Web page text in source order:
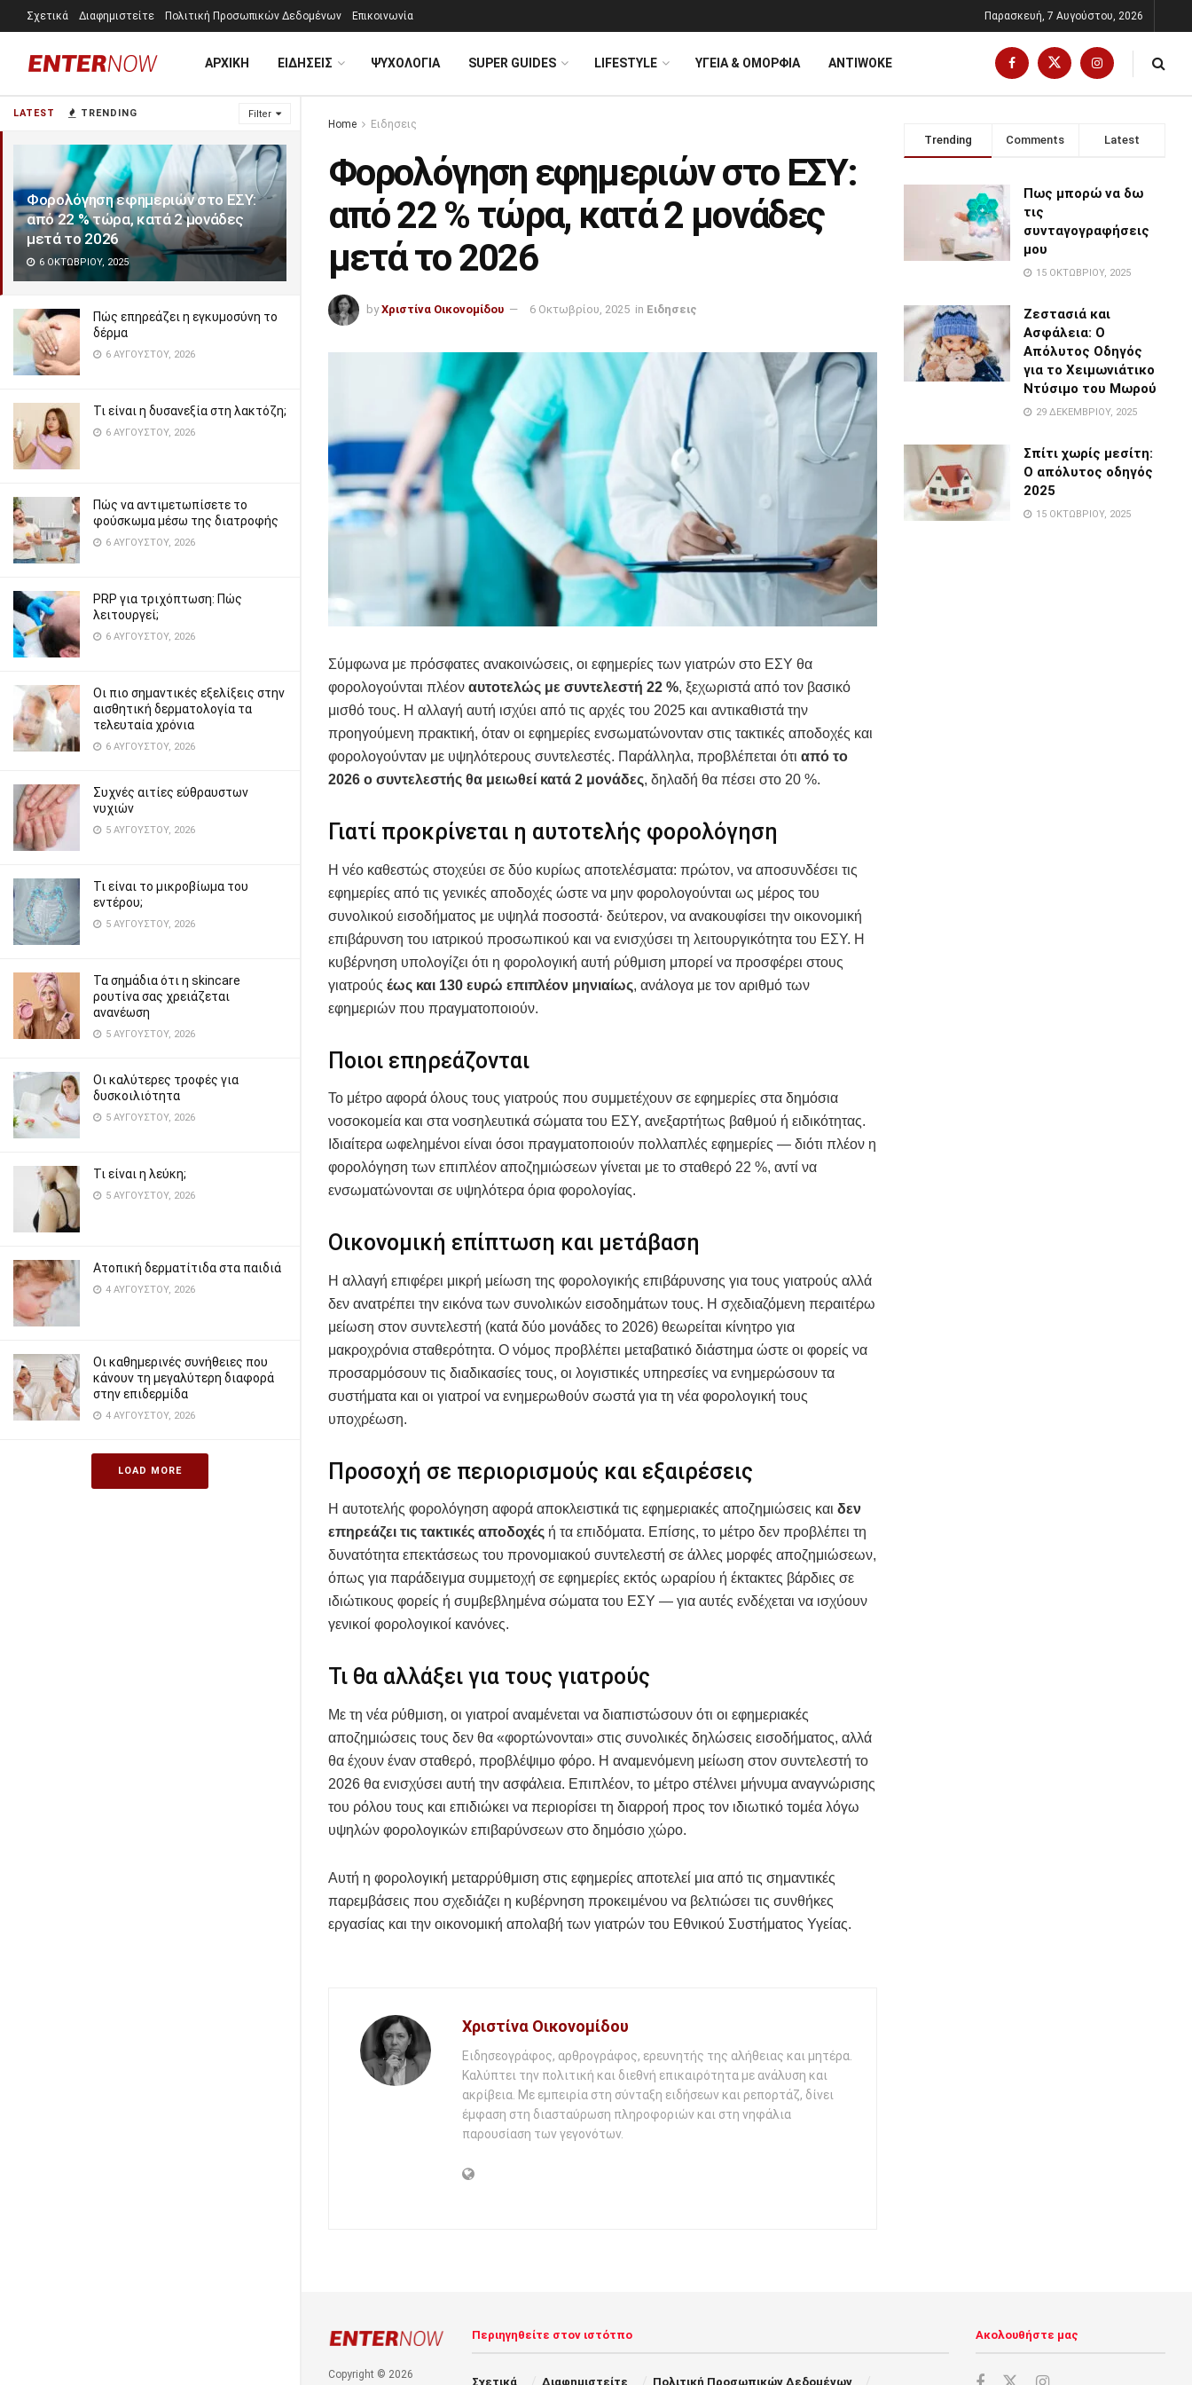
LATEST TRENDING Filter
Φορολόγηση εφημεριών στο ΕΣΥ:
από 22 % τώρα, κατά 2 μονάδες
μετά το 2026
6 ΟΚΤΩΒΡΊΟΥ, 2025
Πώς επηρεάζει η εγκυμοσύνη το
δέρμα
6 ΑΥΓΟΎΣΤΟΥ, 2026
Τι είναι η δυσανεξία στη λακτόζη;
6 ΑΥΓΟΎΣΤΟΥ, 2026
Πώς να αντιμετωπίσετε το
φούσκωμα μέσω της διατροφής
6 ΑΥΓΟΎΣΤΟΥ, 2026
PRP για τριχόπτωση: Πώς
λειτουργεί;
6 ΑΥΓΟΎΣΤΟΥ, 2026
Οι πιο σημαντικές εξελίξεις στην
αισθητική δερματολογία τα
τελευταία χρόνια
6 ΑΥΓΟΎΣΤΟΥ, 2026
Συχνές αιτίες εύθραυστων
νυχιών
5 ΑΥΓΟΎΣΤΟΥ, 2026
Τι είναι το μικροβίωμα του
εντέρου;
5 ΑΥΓΟΎΣΤΟΥ, 2026
Τα σημάδια ότι η skincare
ρουτίνα σας χρειάζεται
ανανέωση
5 ΑΥΓΟΎΣΤΟΥ, 2026
Οι καλύτερες τροφές για
δυσκοιλιότητα
5 ΑΥΓΟΎΣΤΟΥ, 2026
Τι είναι η λεύκη;
5 ΑΥΓΟΎΣΤΟΥ, 2026
Ατοπική δερματίτιδα στα παιδιά
4 ΑΥΓΟΎΣΤΟΥ, 2026
Οι καθημερινές συνήθειες που
κάνουν τη μεγαλύτερη διαφορά
στην επιδερμίδα
4 ΑΥΓΟΎΣΤΟΥ, 2026
LOAD MORE
Σχετικά Διαφημιστείτε Πολιτική Προσωπικών Δεδομένων Επικοινωνία Παρασκευή, 7 Αυγούστου, 2026
ΑΡΧΙΚΗ ΕΙΔΗΣΕΙΣ ΨΥΧΟΛΟΓΊΑ SUPER GUIDES LIFESTYLE ΥΓΕΙΑ & ΟΜΟΡΦΙΑ ANTIWOKE
Home Ειδησεις
Φορολόγηση εφημεριών στο ΕΣΥ:
από 22 % τώρα, κατά 2 μονάδες
μετά το 2026
by Χριστίνα Οικονομίδου 6 Οκτωβρίου, 2025 in Ειδησεις
Σύμφωνα με πρόσφατες ανακοινώσεις, οι εφημερίες των γιατρών στο ΕΣΥ θα
φορολογούνται πλέον αυτοτελώς με συντελεστή 22 %, ξεχωριστά από τον βασικό
μισθό τους. Η αλλαγή αυτή ισχύει από τις αρχές του 2025 και αντικαθιστά την
προηγούμενη πρακτική, όταν οι εφημερίες ενσωματώνονταν στις τακτικές αποδοχές και
φορολογούνταν με υψηλότερους συντελεστές. Παράλληλα, προβλέπεται ότι από το
2026 ο συντελεστής θα μειωθεί κατά 2 μονάδες, δηλαδή θα πέσει στο 20 %.
Γιατί προκρίνεται η αυτοτελής φορολόγηση
Η νέο καθεστώς στοχεύει σε δύο κυρίως αποτελέσματα: πρώτον, να αποσυνδέσει τις
εφημερίες από τις γενικές αποδοχές ώστε να μην φορολογούνται ως μέρος του
συνολικού εισοδήματος με υψηλά ποσοστά· δεύτερον, να ανακουφίσει την οικονομική
επιβάρυνση του ιατρικού προσωπικού και να ενισχύσει τη λειτουργικότητα του ΕΣΥ. Η
κυβέρνηση υπολογίζει ότι η φορολογική αυτή ρύθμιση μπορεί να προσφέρει στους
γιατρούς έως και 130 ευρώ επιπλέον μηνιαίως, ανάλογα με τον αριθμό των
εφημεριών που πραγματοποιούν.
Ποιοι επηρεάζονται
Το μέτρο αφορά όλους τους γιατρούς που συμμετέχουν σε εφημερίες στα δημόσια
νοσοκομεία και στα νοσηλευτικά σώματα του ΕΣΥ, ανεξαρτήτως βαθμού ή ειδικότητας.
Ιδιαίτερα ωφελημένοι είναι όσοι πραγματοποιούν πολλαπλές εφημερίες — διότι πλέον η
φορολόγηση των επιπλέον αποζημιώσεων γίνεται με το σταθερό 22 %, αντί να
ενσωματώνονται σε υψηλότερα όρια φορολογίας.
Οικονομική επίπτωση και μετάβαση
Η αλλαγή επιφέρει μικρή μείωση της φορολογικής επιβάρυνσης για τους γιατρούς αλλά
δεν ανατρέπει την εικόνα των συνολικών εισοδημάτων τους. Η σχεδιαζόμενη περαιτέρω
μείωση στον συντελεστή (κατά δύο μονάδες το 2026) θεωρείται κίνητρο για
μακροχρόνια σταθερότητα. Ο νόμος προβλέπει μεταβατικό διάστημα ώστε οι φορείς να
προσαρμόσουν τις διαδικασίες τους, οι λογιστικές υπηρεσίες να ενημερώσουν τα
συστήματα και οι γιατροί να ενημερωθούν σωστά για τη νέα φορολογική τους
υποχρέωση.
Προσοχή σε περιορισμούς και εξαιρέσεις
Η αυτοτελής φορολόγηση αφορά αποκλειστικά τις εφημεριακές αποζημιώσεις και δεν
επηρεάζει τις τακτικές αποδοχές ή τα επιδόματα. Επίσης, το μέτρο δεν προβλέπει τη
δυνατότητα επεκτάσεως του προνομιακού συντελεστή σε άλλες μορφές αποζημιώσεων,
όπως για παράδειγμα συμμετοχή σε εφημερίες εκτός ωραρίου ή έκτακτες βάρδιες σε
ιδιώτικους φορείς ή συμβεβλημένα σώματα του ΕΣΥ — για αυτές ενδέχεται να ισχύουν
γενικοί φορολογικοί κανόνες.
Τι θα αλλάξει για τους γιατρούς
Με τη νέα ρύθμιση, οι γιατροί αναμένεται να διαπιστώσουν ότι οι εφημεριακές
αποζημιώσεις τους δεν θα «φορτώνονται» στις συνολικές δηλώσεις εισοδήματος, αλλά
θα έχουν έναν σταθερό, προβλέψιμο φόρο. Η αναμενόμενη μείωση στον συντελεστή το
2026 θα ενισχύσει αυτή την ασφάλεια. Επιπλέον, το μέτρο στέλνει μήνυμα αναγνώρισης
του ρόλου τους και επιδιώκει να περιορίσει τη διαρροή προς τον ιδιωτικό τομέα λόγω
υψηλών φορολογικών επιβαρύνσεων στο δημόσιο χώρο.
Αυτή η φορολογική μεταρρύθμιση στις εφημερίες αποτελεί μια από τις σημαντικές
παρεμβάσεις που σχεδιάζει η κυβέρνηση προκειμένου να βελτιώσει τις συνθήκες
εργασίας και την οικονομική απολαβή των γιατρών του Εθνικού Συστήματος Υγείας.
Χριστίνα Οικονομίδου
Ειδησεογράφος, αρθρογράφος, ερευνητής της αλήθειας και μητέρα.
Καλύπτει την πολιτική και διεθνή επικαιρότητα με ανάλυση και
ακρίβεια. Με εμπειρία στη σύνταξη ειδήσεων και ρεπορτάζ, δίνει
έμφαση στη διασταύρωση πληροφοριών και στη νηφάλια
παρουσίαση των γεγονότων.
Trending Comments Latest
Πως μπορώ να δω
τις
συνταγογραφήσεις
μου
15 ΟΚΤΩΒΡΊΟΥ, 2025
Ζεστασιά και
Ασφάλεια: Ο
Απόλυτος Οδηγός
για το Χειμωνιάτικο
Ντύσιμο του Μωρού
29 ΔΕΚΕΜΒΡΊΟΥ, 2025
Σπίτι χωρίς μεσίτη:
Ο απόλυτος οδηγός
2025
15 ΟΚΤΩΒΡΊΟΥ, 2025
Copyright © 2026
Περιηγηθείτε στον ιστότπο
Σχετικά Διαφημιστείτε Πολιτική Προσωπικών Δεδομένων
Ακολουθήστε μας